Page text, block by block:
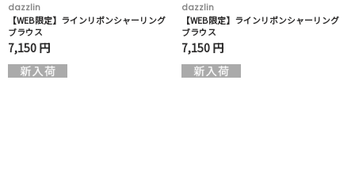
dazzlin
【WEB限定】ラインリボンシャーリング
ブラウス
7,150 円
dazzlin
【WEB限定】ラインリボンシャーリング
ブラウス
7,150 円